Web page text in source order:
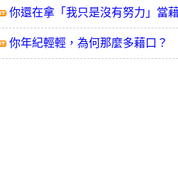
你還在拿「我只是沒有努力」當
你年紀輕輕，為何那麼多藉口？